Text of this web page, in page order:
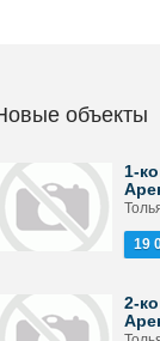
объекты
1-
19
2-